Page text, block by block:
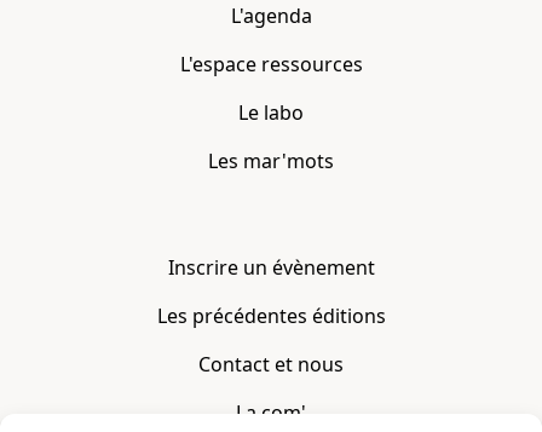
L'agenda
L'espace ressources
Le labo
Les mar'mots
Inscrire un évènement
Les précédentes éditions
Contact et nous
La com'